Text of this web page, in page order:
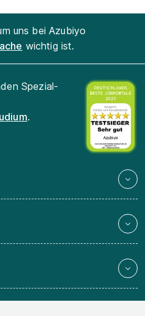
uns bei Azubiyo
wichtig ist.
Spezial-
.